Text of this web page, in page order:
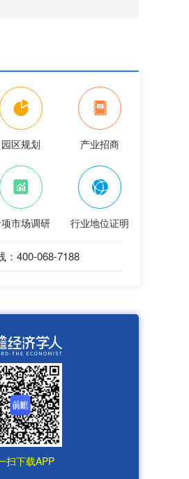
园区规划 产业招商
市场调研 行业地位证明
：400-068-7188
扫下载APP